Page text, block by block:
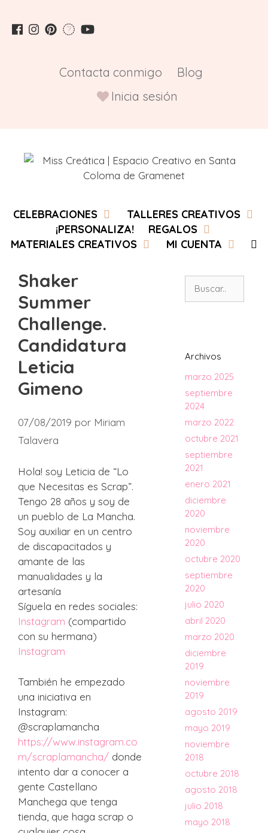
contenido
Contacta conmigo
Blog
Inicia sesión
CELEBRACIONES
TALLERES CREATIVOS
¡PERSONALIZA!
REGALOS
MATERIALES CREATIVOS
MI CUENTA
Shaker
Summer
Challenge.
Candidatura
Leticia
Gimeno
07/08/2019 por Miriam
Talavera
Hola! soy Leticia de “Lo
que Necesitas es Scrap”.
Tengo 28 años y soy de
un pueblo de La Mancha.
Soy auxiliar en un centro
de discapacitados y
amante de las
manualidades y la
artesanía
Síguela en redes sociales:
Instagram (compartido
con su hermana)
Instagram
También he empezado
una iniciativa en
Instagram:
@scraplamancha
https://www.instagram.co
m/scraplamancha/ donde
intento dar a conocer a
gente Castellano
Manchega que tenga
tienda, que haga scrap o
Archivos
marzo 2025
septiembre
2024
marzo 2022
octubre 2021
septiembre
2021
enero 2021
diciembre
2020
noviembre
2020
octubre 2020
septiembre
2020
julio 2020
abril 2020
marzo 2020
diciembre
2019
noviembre
2019
agosto 2019
mayo 2019
noviembre
2018
octubre 2018
agosto 2018
julio 2018
mayo 2018